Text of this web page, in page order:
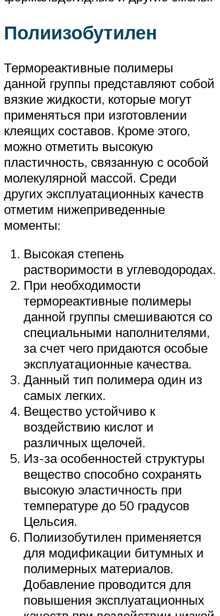
Полиизобутилен
Термореактивные полимеры
данной группы представляют собой
вязкие жидкости, которые могут
применяться при изготовлении
клеящих составов. Кроме этого,
можно отметить высокую
пластичность, связанную с особой
молекулярной массой. Среди
других эксплуатационных качеств
отметим нижеприведенные
моменты:
Высокая степень
растворимости в углеводородах.
При необходимости
термореактивные полимеры
данной группы смешиваются со
специальными наполнителями,
за счет чего придаются особые
эксплуатационные качества.
Данный тип полимера один из
самых легких.
Вещество устойчиво к
воздействию кислот и
различных щелочей.
Из-за особенностей структуры
вещество способно сохранять
высокую эластичность при
температуре до 50 градусов
Цельсия.
Полиизобутилен применяется
для модификации битумных и
полимерных материалов.
Добавление проводится для
повышения эксплуатационных